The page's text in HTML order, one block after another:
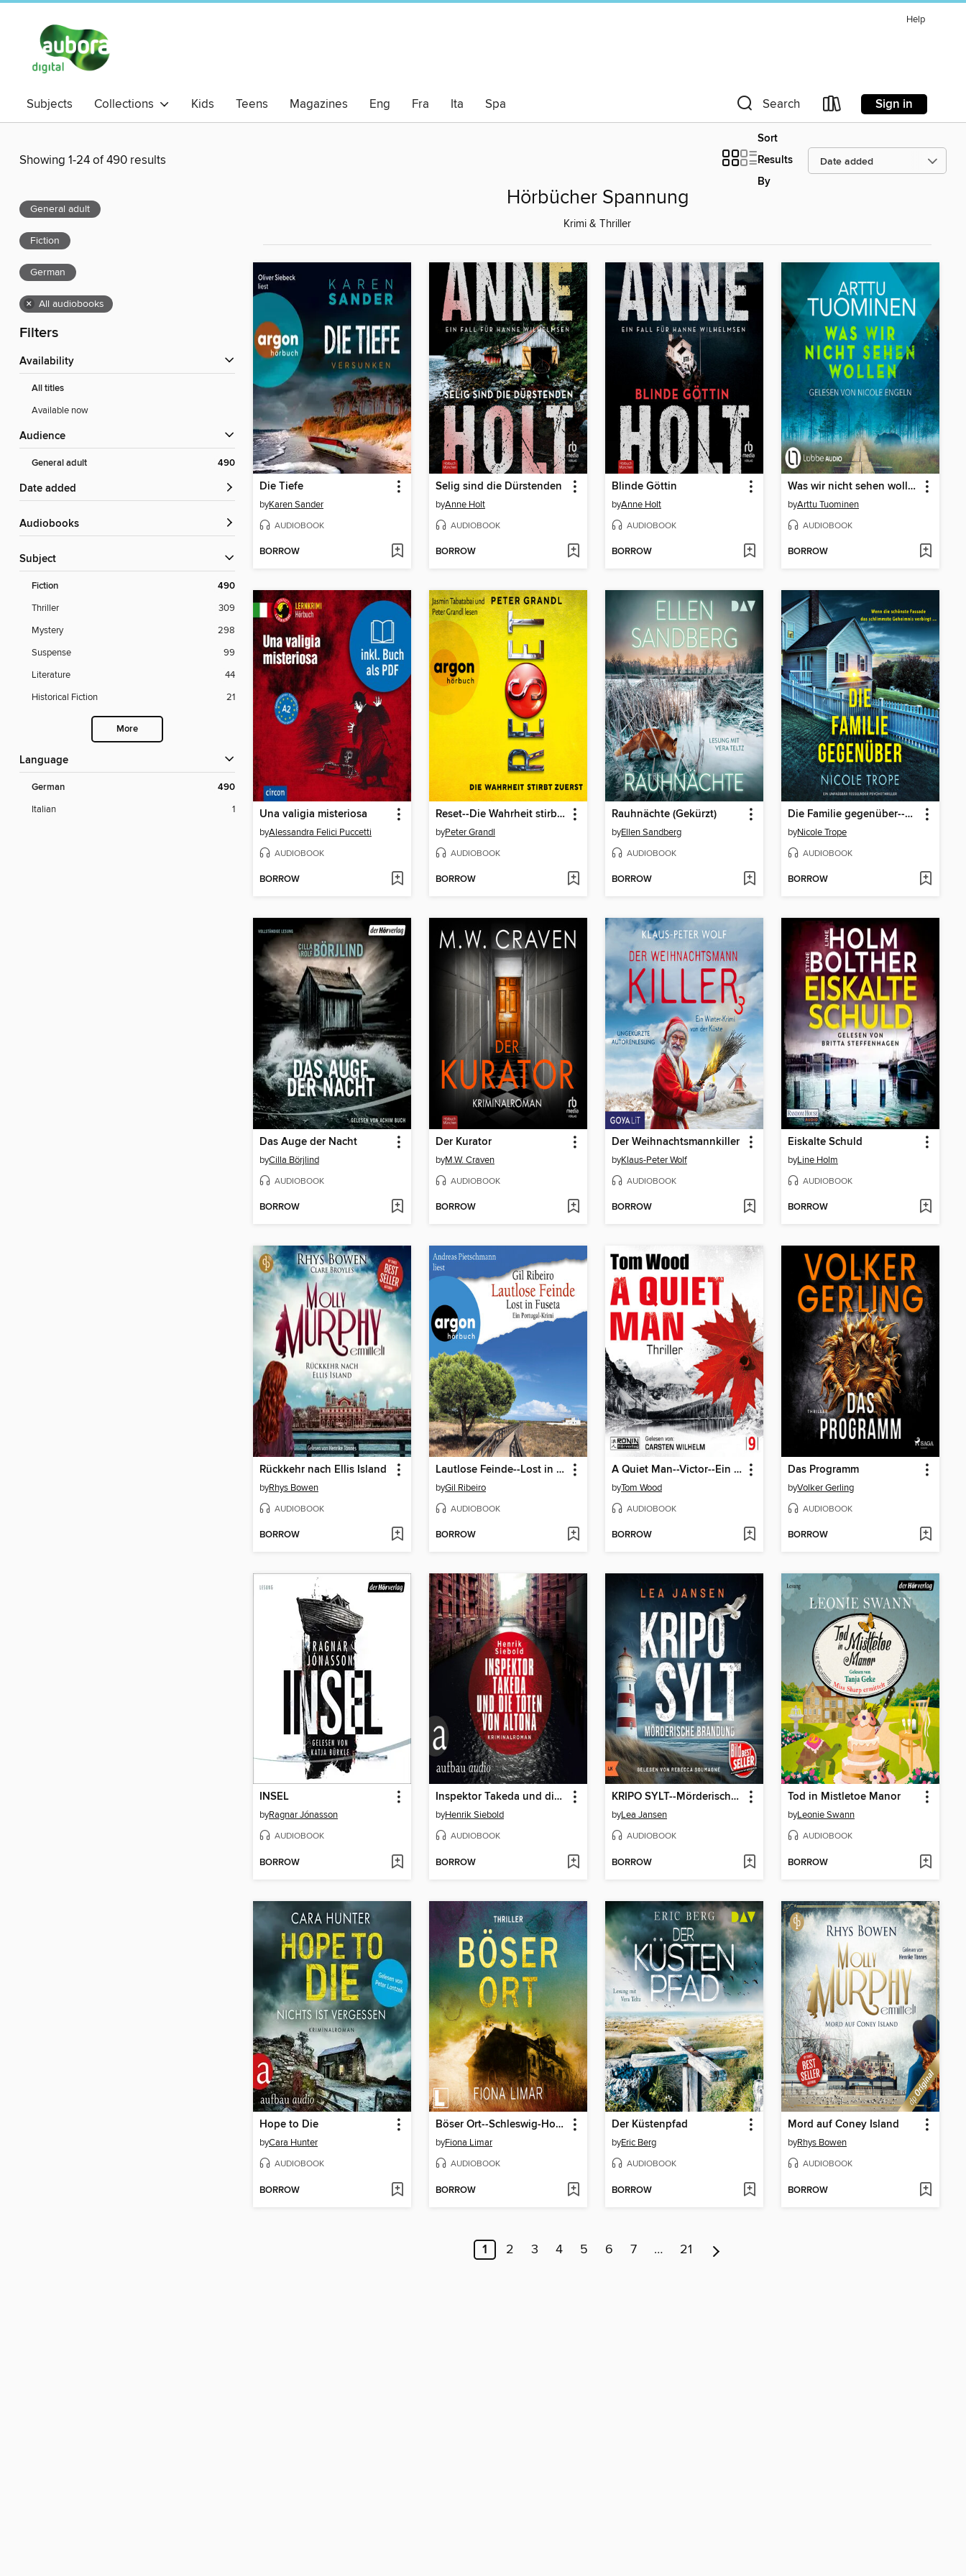
Help
Subjects Collections Kids Teens Magazines Eng Fra Ita Spa Search Sign in
Showing 1-24 of 490 results
Sort
Results
By
General adult
Fiction
German
× All audiobooks
Filters
Availability
All titles
Available now
Audience
General adult 490
Date added
Audiobooks
Subject
Fiction 490
Thriller
309
Mystery
298
Suspense
99
Literature
44
Historical Fiction
21
More
Language
German 490
Italian 1
Hörbücher Spannung
Krimi & Thriller
Die Tiefe
byKaren Sander
AUDIOBOOK
BORROW
Selig sind die Dürstenden
byAnne Holt
AUDIOBOOK
BORROW
Blinde Göttin
byAnne Holt
AUDIOBOOK
BORROW
Was wir nicht sehen wollen--River-Delta-Reihe, Teil 5 (Ungekürzt)
byArttu Tuominen
AUDIOBOOK
BORROW
Una valigia misteriosa
byAlessandra Felici Puccetti
AUDIOBOOK
BORROW
Reset--Die Wahrheit stirbt zuerst (Ungekürzte Lesung)
byPeter Grandl
AUDIOBOOK
BORROW
Rauhnächte (Gekürzt)
byEllen Sandberg
AUDIOBOOK
BORROW
Die Familie gegenüber--Ein unfassbar fesselnder Psychothriller (Ungekürzt)
byNicole Trope
AUDIOBOOK
BORROW
Das Auge der Nacht
byCilla Börjlind
AUDIOBOOK
BORROW
Der Kurator
byM.W. Craven
AUDIOBOOK
BORROW
Der Weihnachtsmannkiller
byKlaus-Peter Wolf
AUDIOBOOK
BORROW
Eiskalte Schuld
byLine Holm
AUDIOBOOK
BORROW
Rückkehr nach Ellis Island
byRhys Bowen
AUDIOBOOK
BORROW
Lautlose Feinde--Lost in Fuseta. Ein Portugal-Krimi--Leander Lost ermittelt, Band 7 (Autorisierte Lesefassung)
byGil Ribeiro
AUDIOBOOK
BORROW
A Quiet Man--Victor--Ein schweigsamer Mann ist ein gefährlicher Mann, Band 9 (ungekürzt)
byTom Wood
AUDIOBOOK
BORROW
Das Programm
byVolker Gerling
AUDIOBOOK
BORROW
INSEL
byRagnar Jónasson
AUDIOBOOK
BORROW
Inspektor Takeda und die Toten von Altona--Inspektor Takeda ermittelt, Band 1 (Ungekürzt)
byHenrik Siebold
AUDIOBOOK
BORROW
KRIPO SYLT--Mörderische Brandung
byLea Jansen
AUDIOBOOK
BORROW
Tod in Mistletoe Manor
byLeonie Swann
AUDIOBOOK
BORROW
Hope to Die
byCara Hunter
AUDIOBOOK
BORROW
Böser Ort--Schleswig-Holstein-Krimi, Band 2 (ungekürzt)
byFiona Limar
AUDIOBOOK
BORROW
Der Küstenpfad
byEric Berg
AUDIOBOOK
BORROW
Mord auf Coney Island
byRhys Bowen
AUDIOBOOK
BORROW
1 2 3 4 5 6 7 … 21